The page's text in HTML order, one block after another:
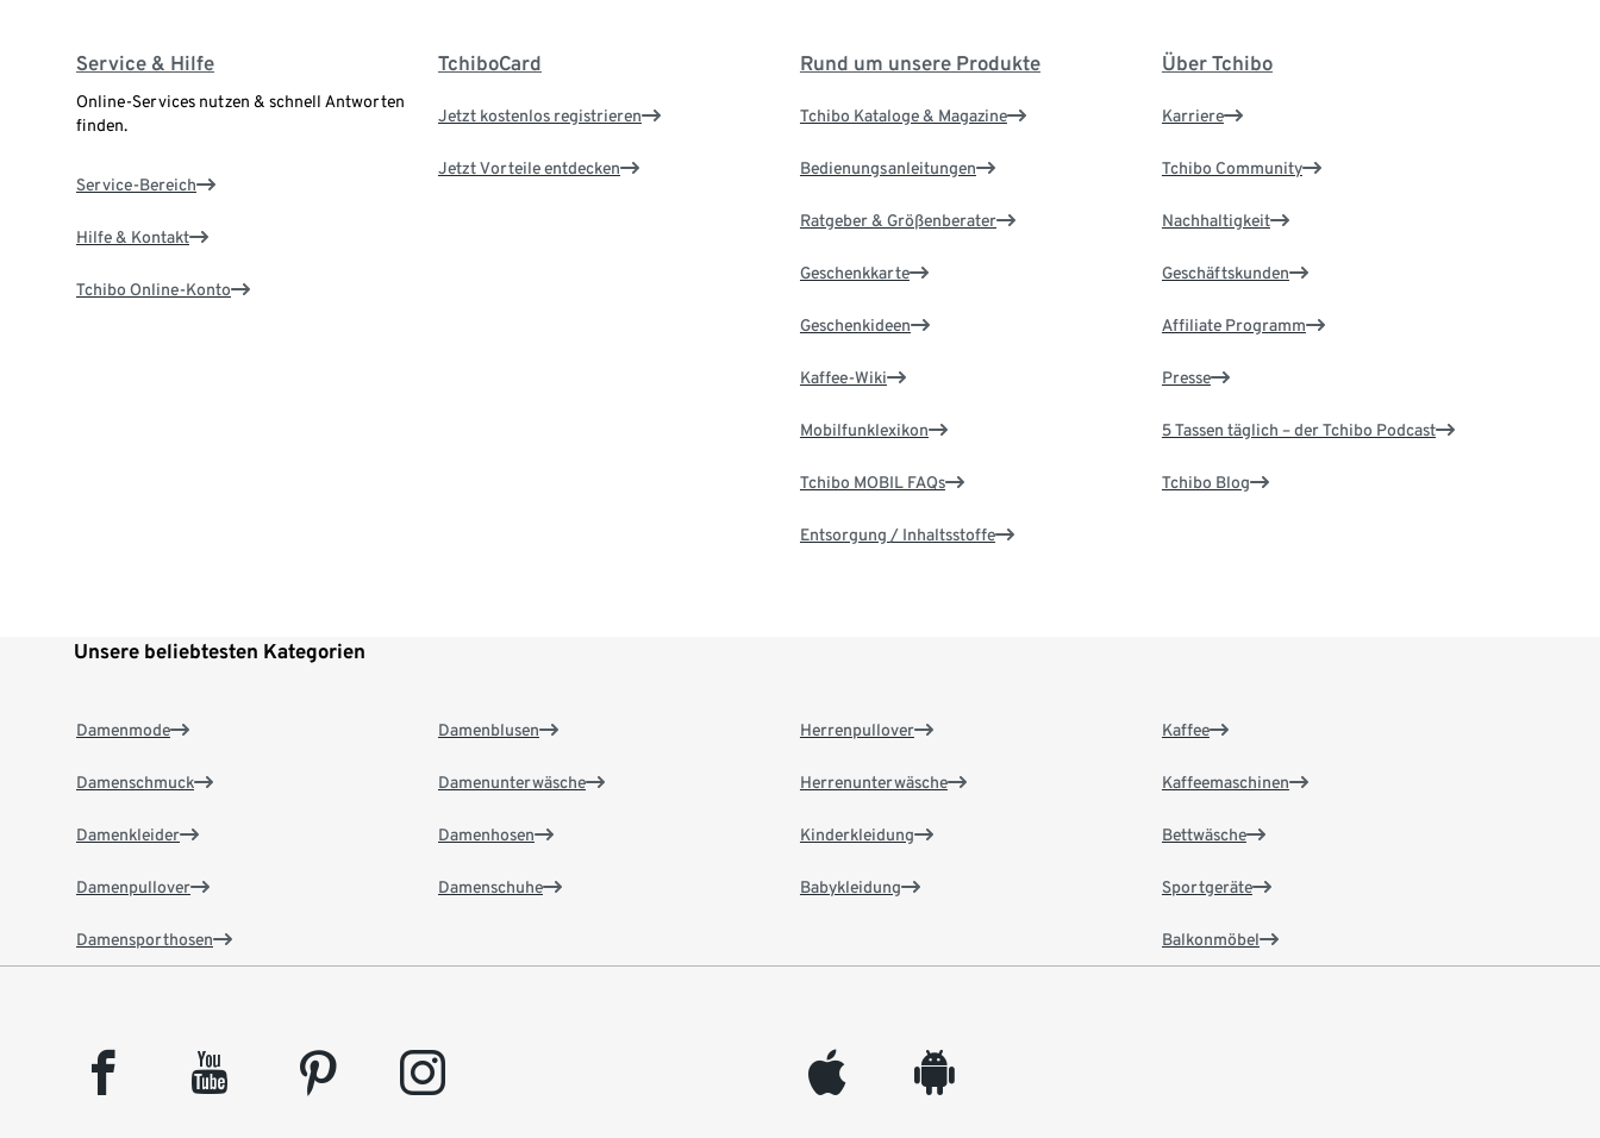
Service & Hilfe
Online-Services nutzen & schnell Antworten
finden.
Service-Bereich
Hilfe & Kontakt
Tchibo Online-Konto
TchiboCard
Jetzt kostenlos registrieren
Jetzt Vorteile entdecken
Rund um unsere Produkte
Tchibo Kataloge & Magazine
Bedienungsanleitungen
Ratgeber & Größenberater
Geschenkkarte
Geschenkideen
Kaffee-Wiki
Mobilfunklexikon
Tchibo MOBIL FAQs
Entsorgung / Inhaltsstoffe
Über Tchibo
Karriere
Tchibo Community
Nachhaltigkeit
Geschäftskunden
Affiliate Programm
Presse
5 Tassen täglich – der Tchibo Podcast
Tchibo Blog
Unsere beliebtesten Kategorien
Damenmode
Damenschmuck
Damenkleider
Damenpullover
Damensporthosen
Damenblusen
Damenunterwäsche
Damenhosen
Damenschuhe
Herrenpullover
Herrenunterwäsche
Kinderkleidung
Babykleidung
Kaffee
Kaffeemaschinen
Bettwäsche
Sportgeräte
Balkonmöbel
facebook youtube pinterest instagram appleinc android